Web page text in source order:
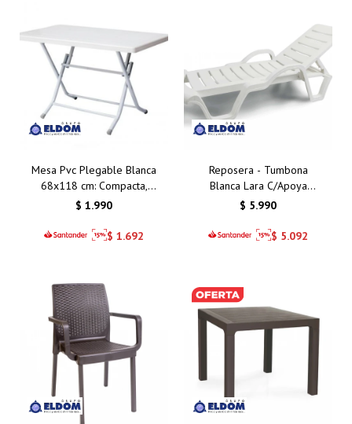
Mesa Pvc Plegable Blanca
68x118 cm: Compacta,
Resistente y Funcional
Exteriores
$ 1.990
$ 1.692
Reposera - Tumbona
Blanca Lara C/Apoya
Brazos y Posiciones
$ 5.990
$ 5.092